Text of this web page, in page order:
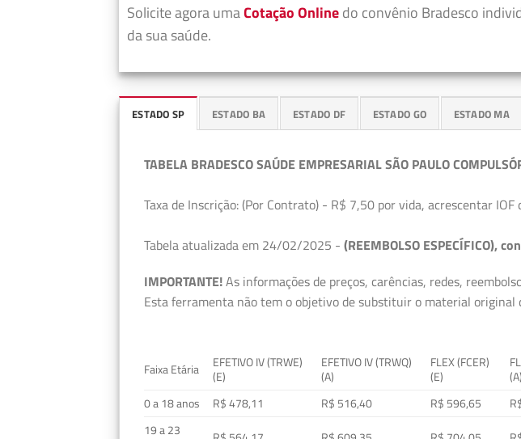
Solicite agora umaCotação Onlinedo convênio Bradesco
da sua saúde.
ESTADO SP ESTADO BA ESTADO DF ESTADO GO ESTADO MA
TABELA BRADESCO SAÚDE EMPRESARIAL SÃO PAULO
Taxa de Inscrição: (Por Contrato) - R$ 7,50 por vida, acrescentar
Tabela atualizada em 24/02/2025 - (REEMBOLSO ESPECÍFICO),
IMPORTANTE!As informações de preços, carências, redes,
Esta ferramenta não tem o objetivo de substituir o material original
Faixa Etária
EFETIVO IV (TRWE)
(E)
EFETIVO IV (TRWQ)
(A)
FLEX (FCER)
(E)
(A)
0 a 18 anos
R$ 478,11 R$ 516,40 R$ 596,65
19 a 23